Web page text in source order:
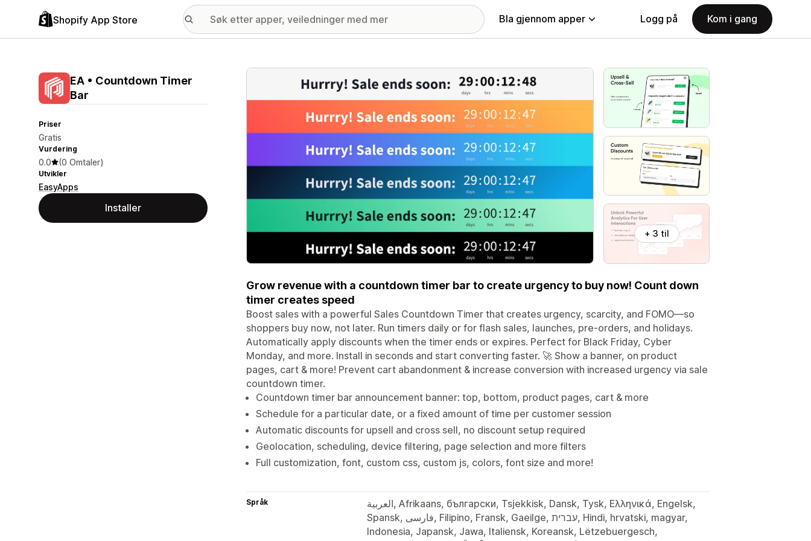
Shopify App Store Bla gjennom apper Logg på Kom i gang
EA • Countdown Timer
Bar
Priser
Gratis
Vurdering
0.0 (0 Omtaler)
Utvikler
EasyApps
Installer
Galleri med fremhevede bilder
+ 3 til
Grow revenue with a countdown timer bar to create urgency to buy now! Count down
timer creates speed
Boost sales with a powerful Sales Countdown Timer that creates urgency, scarcity, and FOMO—so
shoppers buy now, not later. Run timers daily or for flash sales, launches, pre-orders, and holidays.
Automatically apply discounts when the timer ends or expires. Perfect for Black Friday, Cyber
Monday, and more. Install in seconds and start converting faster. 🚀 Show a banner, on product
pages, cart & more! Prevent cart abandonment & increase conversion with increased urgency via sale
countdown timer.
Countdown timer bar announcement banner: top, bottom, product pages, cart & more
Schedule for a particular date, or a fixed amount of time per customer session
Automatic discounts for upsell and cross sell, no discount setup required
Geolocation, scheduling, device filtering, page selection and more filters
Full customization, font, custom css, custom js, colors, font size and more!
Språk
العربية, Afrikaans, български, Tsjekkisk, Dansk, Tysk, Ελληνικά, Engelsk,
Spansk, فارسی, Filipino, Fransk, Gaeilge, עברית, Hindi, hrvatski, magyar,
Indonesia, Japansk, Jawa, Italiensk, Koreansk, Lëtzebuergesch,